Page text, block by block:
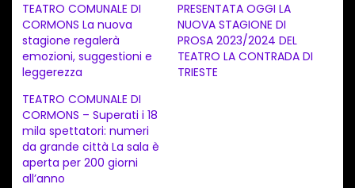
a
m
e
t
o
i
n
TEATRO COMUNALE DI
CORMONS La nuova
stagione regalerà
emozioni, suggestioni e
leggerezza
PRESENTATA OGGI LA
NUOVA STAGIONE DI
PROSA 2023/2024 DEL
TEATRO LA CONTRADA DI
TRIESTE
TEATRO COMUNALE DI
CORMONS – Superati i 18
mila spettatori: numeri
da grande città La sala è
aperta per 200 giorni
all’anno